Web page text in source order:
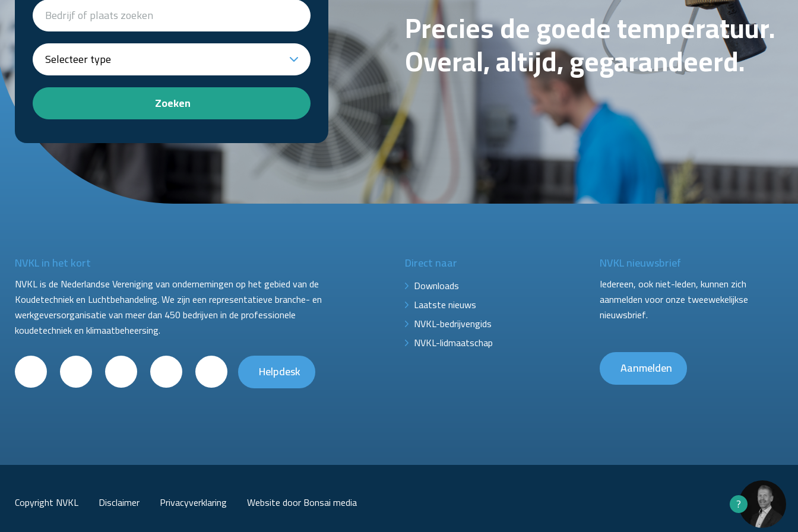
Zoeken
Precies de goede temperatuur.
Overal, altijd, gegarandeerd.
NVKL in het kort
NVKL is de Nederlandse Vereniging van ondernemingen op het gebied van de
Koudetechniek en Luchtbehandeling. We zijn een representatieve branche- en
werkgeversorganisatie van meer dan 450 bedrijven in de professionele
koudetechniek en klimaatbeheersing.
Helpdesk
Direct naar
Downloads
Laatste nieuws
NVKL-bedrijvengids
NVKL-lidmaatschap
NVKL nieuwsbrief
Iedereen, ook niet-leden, kunnen zich
aanmelden voor onze tweewekelijkse
nieuwsbrief.
Aanmelden
Copyright NVKL Disclaimer Privacyverklaring Website door Bonsai media ?